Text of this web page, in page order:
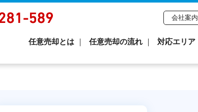
会社案内
任意売却とは 任意売却の流れ 対応エリア